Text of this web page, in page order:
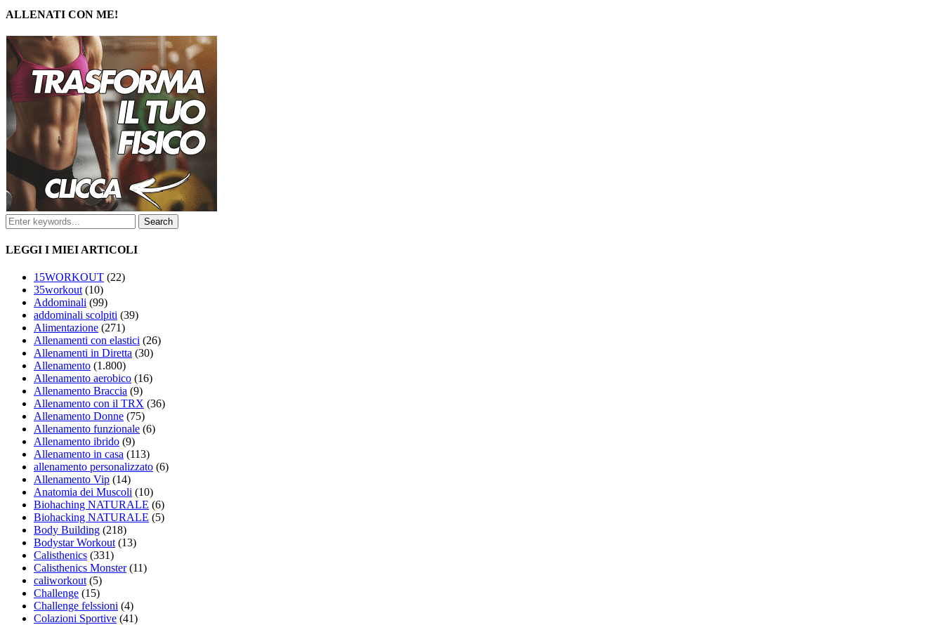
ALLENATI CON ME!
LEGGI I MIEI ARTICOLI
15WORKOUT (22)
35workout(10)
Addominali (99)
addominali scolpiti (39)
Alimentazione (271)
Allenamenti con elastici (26)
Allenamenti in Diretta (30)
Allenamento (1.800)
Allenamento aerobico (16)
Allenamento Braccia (9)
Allenamento con il TRX (36)
Allenamento Donne (75)
Allenamento funzionale (6)
Allenamento ibrido (9)
Allenamento in casa (113)
allenamento personalizzato (6)
Allenamento Vip (14)
Anatomia dei Muscoli (10)
Biohaching NATURALE (6)
Biohacking NATURALE (5)
Body Building (218)
Bodystar Workout(13)
Calisthenics (331)
Calisthenics Monster(11)
caliworkout(5)
Challenge (15)
Challenge felssioni (4)
Colazioni Sportive (41)